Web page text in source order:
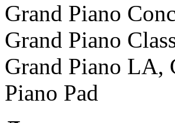
Grand Piano
Grand Piano
Grand Piano LA,
Piano Pad